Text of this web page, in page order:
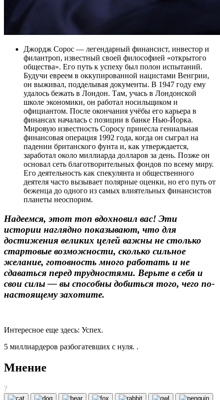
Джордж Сорос — легендарный финансист, инвестор и
филантроп, известный своей философией «открытого
общества». Его путь к успеху был полон испытаний.
Будучи евреем в оккупированной нацистами Венгрии,
он выживал, подделывая документы. В 1947 году ему
удалось бежать в Лондон. Там, учась в Лондонской
школе экономики, он работал носильщиком и
официантом. После окончания учёбы его карьера в
финансах началась с позиции в банке Нью-Йорка.
Мировую известность Соросу принесла гениальная
финансовая операция 1992 года, когда он сыграл на
падении британского фунта и, как утверждается,
заработал около миллиарда долларов за день. Позже он
основал сеть благотворительных фондов по всему миру.
Его деятельность как спекулянта и общественного
деятеля часто вызывает полярные оценки, но его путь от
беженца до одного из самых влиятельных финансистов
планеты неоспорим.
Надеемся, этот топ вдохновил вас! Эти
истории наглядно показывают, что для
достижения великих целей важны не столько
стартовые возможности, сколько сильное
желание, готовность много работать и не
сдаваться перед трудностями. Верьте в себя и
свои силы — вы способны добиться того, чего по-
настоящему захотите.
Интересное еще здесь: Успех.
5 миллиардеров разбогатевших с нуля. .
Мнение
?